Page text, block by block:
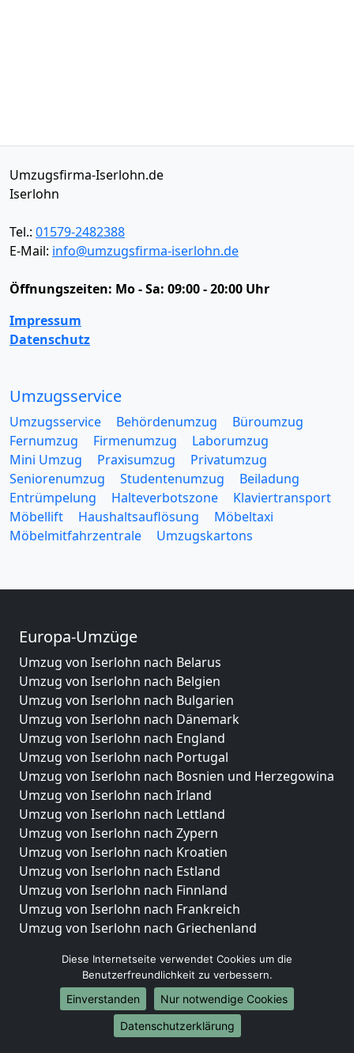
Umzugsfirma-Iserlohn.de
Iserlohn
Tel.: 01579-2482388
E-Mail: info@umzugsfirma-iserlohn.de
Öffnungszeiten: Mo - Sa: 09:00 - 20:00 Uhr
Impressum
Datenschutz
Umzugsservice
Umzugsservice Behördenumzug
Büroumzug
Fernumzug
Firmenumzug
Laborumzug
Mini Umzug
Praxisumzug
Privatumzug
Seniorenumzug
Studentenumzug
Beiladung
Entrümpelung
Halteverbotszone
Klaviertransport
Möbellift
Haushaltsauflösung
Möbeltaxi
Möbelmitfahrzentrale
Umzugskartons
Europa-Umzüge
Umzug von Iserlohn nach Belarus
Umzug von Iserlohn nach Belgien
Umzug von Iserlohn nach Bulgarien
Umzug von Iserlohn nach Dänemark
Umzug von Iserlohn nach England
Umzug von Iserlohn nach Portugal
Umzug von Iserlohn nach Bosnien und Herzegowina
Umzug von Iserlohn nach Irland
Umzug von Iserlohn nach Lettland
Umzug von Iserlohn nach Zypern
Umzug von Iserlohn nach Kroatien
Umzug von Iserlohn nach Estland
Umzug von Iserlohn nach Finnland
Umzug von Iserlohn nach Frankreich
Umzug von Iserlohn nach Griechenland
Umzug von Iserlohn nach Liechtenstein
Umzug von Iserlohn nach Luxemburg
Umzug von Iserlohn nach Niederlande
Umzug von Iserlohn nach Norwegen
Diese Internetseite verwendet Cookies um die
Benutzerfreundlichkeit zu verbessern.
Einverstanden
Nur notwendige Cookies
Datenschutzerklärung